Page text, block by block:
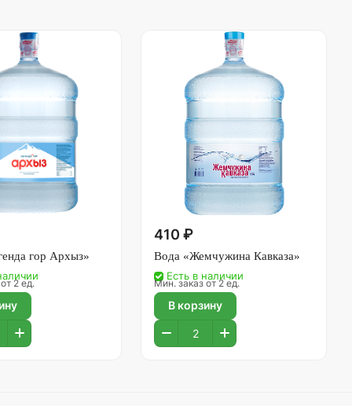
гор Архыз»
2 ед.
410 ₽
Вода «Жемчужина Кавказа»
Есть в наличии
Мин. заказ от 2 ед.
В корзину